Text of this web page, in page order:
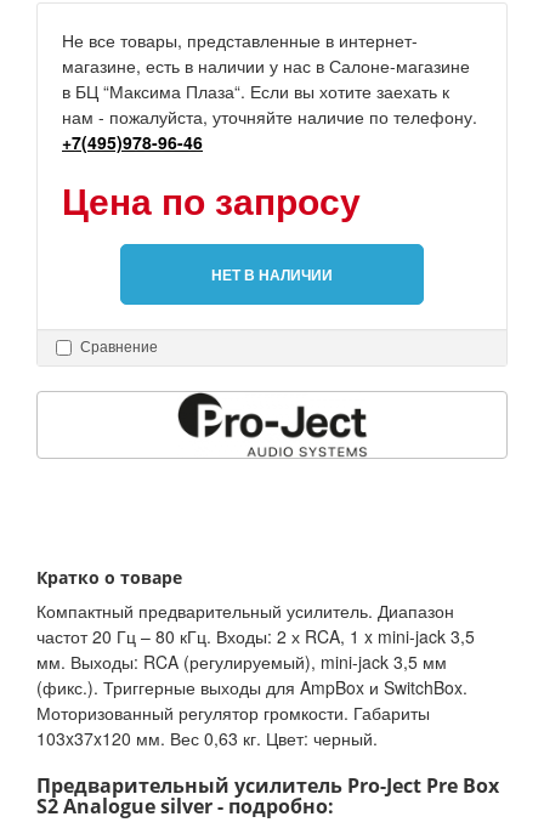
Не все товары, представленные в интернет-
магазине, есть в наличии у нас в Салоне-магазине
в БЦ “Максима Плаза“. Если вы хотите заехать к
нам - пожалуйста, уточняйте наличие по телефону.
+7(495)978-96-46
Цена по запросу
НЕТ В НАЛИЧИИ
Сравнение
Кратко о товаре
Компактный предварительный усилитель. Диапазон
частот 20 Гц – 80 кГц. Входы: 2 х RCA, 1 x mini-jack 3,5
мм. Выходы: RCA (регулируемый), mini-jack 3,5 мм
(фикс.). Триггерные выходы для AmpBox и SwitchBox.
Моторизованный регулятор громкости. Габариты
103x37x120 мм. Вес 0,63 кг. Цвет: черный.
Предварительный усилитель Pro-Ject Pre Box
S2 Analogue silver - подробно: